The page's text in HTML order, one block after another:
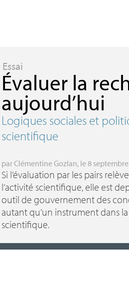
Essai
Évaluer la
aujourd’hui
Logiques sociales et
scientifique
parClémentine Gozlan, le 8
Si l’évaluation par les pairs
l’activité scientifique, elle est
outil de gouvernement des
autant qu’un instrument dans
scientifique.